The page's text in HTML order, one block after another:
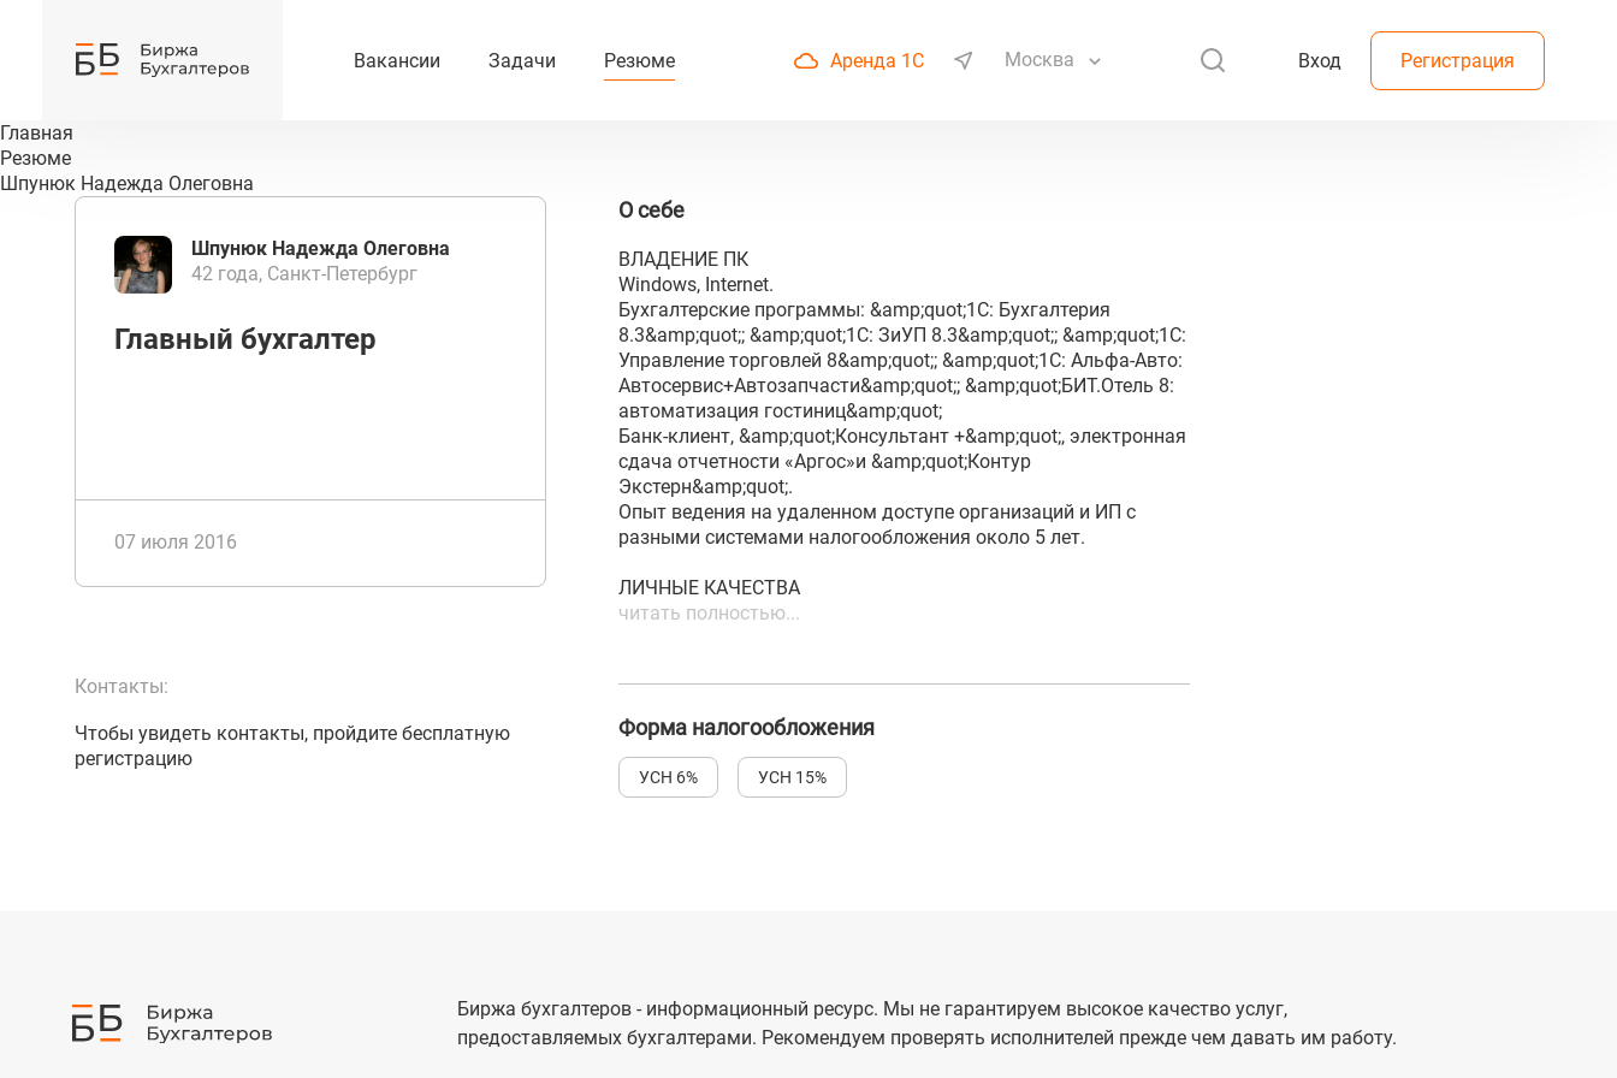
Вакансии Задачи Резюме Аренда 1С Москва Вход Регистрация
Главная
Резюме
Шпунюк Надежда Олеговна
Шпунюк Надежда Олеговна
42 года, Санкт-Петербург
Главный бухгалтер
07 июля 2016
Контакты:
Чтобы увидеть контакты, пройдите бесплатную
регистрацию
О себе
ВЛАДЕНИЕ ПК
Windows, Internet.
Бухгалтерские программы: &amp;quot;1C: Бухгалтерия
8.3&amp;quot;; &amp;quot;1С: ЗиУП 8.3&amp;quot;; &amp;quot;1С:
Управление торговлей 8&amp;quot;; &amp;quot;1С: Альфа-Авто:
Автосервис+Автозапчасти&amp;quot;; &amp;quot;БИТ.Отель 8:
автоматизация гостиниц&amp;quot;
Банк-клиент, &amp;quot;Консультант +&amp;quot;, электронная
сдача отчетности «Аргос»и &amp;quot;Контур
Экстерн&amp;quot;.
Опыт ведения на удаленном доступе организаций и ИП с
разными системами налогообложения около 5 лет.
ЛИЧНЫЕ КАЧЕСТВА
читать полностью...
Форма налогообложения
УСН 6% УСН 15%
Биржа бухгалтеров - информационный ресурс. Мы не гарантируем высокое качество услуг,
предоставляемых бухгалтерами. Рекомендуем проверять исполнителей прежде чем давать им работу.